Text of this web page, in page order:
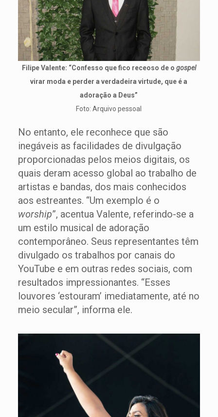
Filipe Valente: “Confesso que fico receoso de o gospel
virar moda e perder a verdadeira virtude, que é a
adoração a Deus”
Foto: Arquivo pessoal
No entanto, ele reconhece que são
inegáveis as facilidades de divulgação
proporcionadas pelos meios digitais, os
quais deram acesso global ao trabalho de
artistas e bandas, dos mais conhecidos
aos estreantes. “Um exemplo é o
worship”, acentua Valente, referindo-se a
um estilo musical de adoração
contemporâneo. Seus representantes têm
divulgado os trabalhos por canais do
YouTube e em outras redes sociais, com
resultados impressionantes. “Esses
louvores ‘estouram’ imediatamente, até no
meio secular”, informa ele.